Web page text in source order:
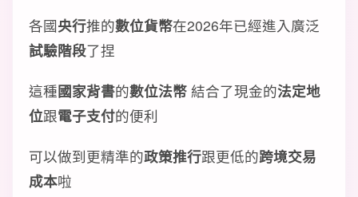
各國央行推的數位貨幣在2026年已經進入廣泛
試驗階段了捏
這種國家背書的數位法幣 結合了現金的法定地
位跟電子支付的便利
可以做到更精準的政策推行跟更低的跨境交易
成本啦